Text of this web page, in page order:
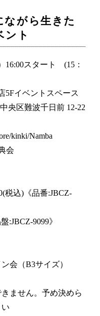
がら生きた
ント
16:00スタート (15：
5Fイベントスペース
央区難波千日前 12-22
kinki/Namba
会
込)《品番:JBCZ-
:JBCZ-9099》
会（B3サイズ）
ません。予め決めら